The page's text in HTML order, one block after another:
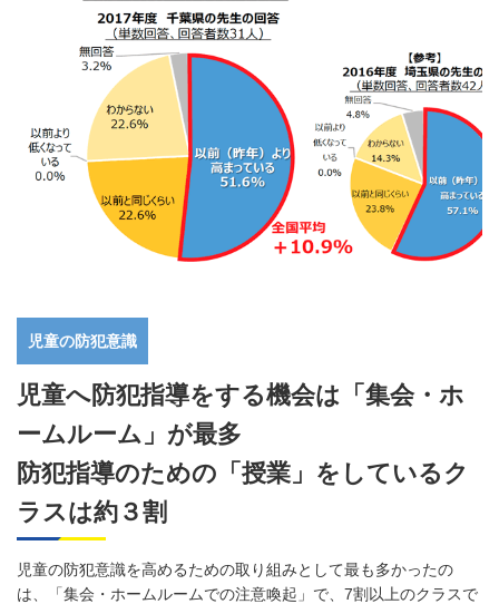
児童の防犯意識
児童へ防犯指導をする機会は「集会・ホ
ームルーム」が最多
防犯指導のための「授業」をしているク
ラスは約３割
児童の防犯意識を高めるための取り組みとして最も多かったの
は、「集会・ホームルームでの注意喚起」で、7割以上のクラスで